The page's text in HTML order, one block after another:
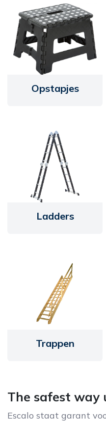
Opstapjes
Ladders
Trappen
The safest way
Escalo staat garant